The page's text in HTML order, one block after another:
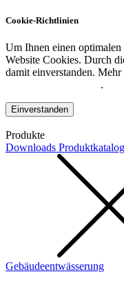
Cookie-Richtlinien
Um Ihnen einen
Website Cookies. Durch
damit einverstanden.
.
Einverstanden
Produkte
Downloads
Gebäudeentwässerung